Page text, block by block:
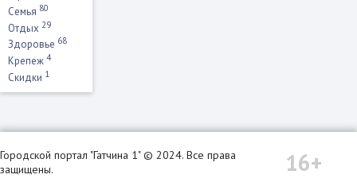
Семья 80
Отдых 29
Здоровье 68
Крепеж 4
Скидки 1
Городской портал "Гатчина 1" © 2024. Все права
защищены.
16+